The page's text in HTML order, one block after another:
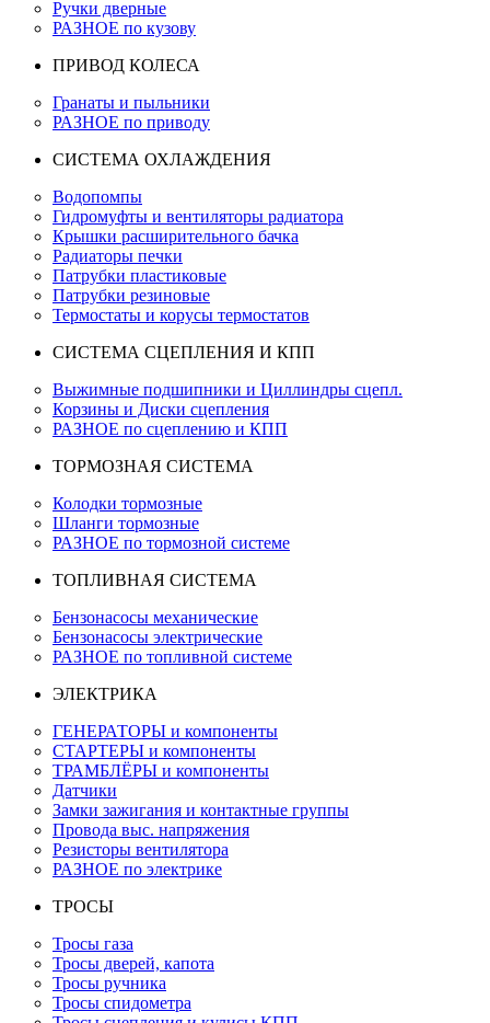
Ручки дверные
РАЗНОЕ по кузову
ПРИВОД КОЛЕСА
Гранаты и пыльники
РАЗНОЕ по приводу
СИСТЕМА ОХЛАЖДЕНИЯ
Водопомпы
Гидромуфты и вентиляторы радиатора
Крышки расширительного бачка
Радиаторы печки
Патрубки пластиковые
Патрубки резиновые
Термостаты и корусы термостатов
СИСТЕМА СЦЕПЛЕНИЯ И КПП
Выжимные подшипники и Циллиндры сцепл.
Корзины и Диски сцепления
РАЗНОЕ по сцеплению и КПП
ТОРМОЗНАЯ СИСТЕМА
Колодки тормозные
Шланги тормозные
РАЗНОЕ по тормозной системе
ТОПЛИВНАЯ СИСТЕМА
Бензонасосы механические
Бензонасосы электрические
РАЗНОЕ по топливной системе
ЭЛЕКТРИКА
ГЕНЕРАТОРЫ и компоненты
СТАРТЕРЫ и компоненты
ТРАМБЛЁРЫ и компоненты
Датчики
Замки зажигания и контактные группы
Провода выс. напряжения
Резисторы вентилятора
РАЗНОЕ по электрике
ТРОСЫ
Тросы газа
Тросы дверей, капота
Тросы ручника
Тросы спидометра